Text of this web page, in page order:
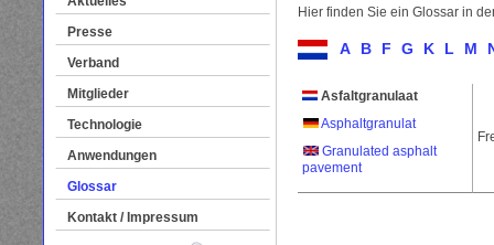
Presse
Verband
Mitglieder
Technologie
Anwendungen
Glossar
Kontakt / Impressum
Hier finden Sie ein Glossar in
A B F G K L M
Asfaltgranulaat
Asphaltgranulat
Granulated asphalt
pavement